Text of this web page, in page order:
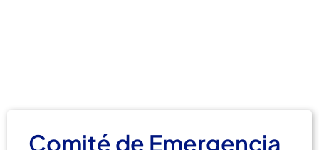
Comité de Emergencia